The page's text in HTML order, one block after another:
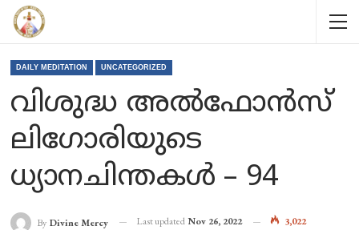
DAILY MEDITATION UNCATEGORIZED
വിശുദ്ധ അൽഫോൻസ്
ലിഗോരിയുടെ
ധ്യാനചിന്തകൾ – 94
By Divine Mercy Last updated Nov 26, 2022
3,022